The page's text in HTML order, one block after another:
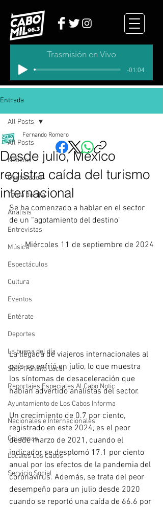
Trasmisión en Vivo
-01:04
Entrada
All Posts
Noticias
Destacados
Tema del dia
Analisis
Entrevistas
Música
Espectáculos
Cultura
Eventos
Entérate
Deportes
La buena del día
Sólo Tránsito Local
Reportajes Especiales Al Cabo Notic
Ayuntamiento de Los Cabos Informa
Nacionales e Internacionales
Columnas
Locales Los Cabos
Servicio Social
All Posts
Desde julio, México
registra caída del turismo
internacional
Fernando Romero
Se ha comenzado a hablar en el sector
de un “agotamiento del destino"
Miércoles 11 de septiembre de 2024
La llegada de viajeros internacionales al
país se enfrió en julio, lo que muestra
los síntomas de desaceleración que
habían advertido analistas del sector.
Un crecimiento de 0.7 por ciento,
registrado en este 2024, es el peor
desde marzo de 2021, cuando el
indicador se desplomó 17.1 por ciento
anual por los efectos de la pandemia del
coronavirus. Además, se trata del peor
desempeño para un julio desde 2020
cuando se reportó una caída de 66.6 por